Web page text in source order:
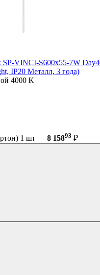
SP-VINCI-S600x55-7W
IP20 Металл, 3 года)
4000 K
1 шт — 8 15893 ₽